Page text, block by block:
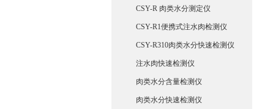
CSY-R 肉类水分测定仪
CSY-R1便携式注水肉检测仪
CSY-R310肉类水分快速检测仪
注水肉快速检测仪
肉类水分含量检测仪
肉类水分快速检测仪